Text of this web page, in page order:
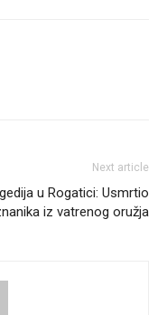
Next article
u Rogatici: Usmrtio
iz vatrenog oružja